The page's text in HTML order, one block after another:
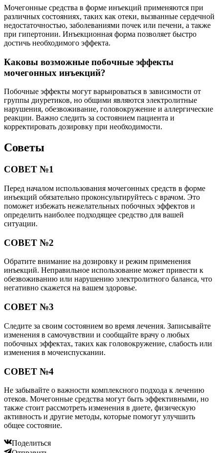
Мочегонные средства в форме инъекций применяются при
различных состояниях, таких как отеки, вызванные сердечной
недостаточностью, заболеваниями почек или печени, а также
при гипертонии. Инъекционная форма позволяет быстро
достичь необходимого эффекта.
Каковы возможные побочные эффекты
мочегонных инъекций?
Побочные эффекты могут варьироваться в зависимости от
группы диуретиков, но общими являются электролитные
нарушения, обезвоживание, головокружение и аллергические
реакции. Важно следить за состоянием пациента и
корректировать дозировку при необходимости.
Советы
СОВЕТ №1
Перед началом использования мочегонных средств в форме
инъекций обязательно проконсультируйтесь с врачом. Это
поможет избежать нежелательных побочных эффектов и
определить наиболее подходящее средство для вашей
ситуации.
СОВЕТ №2
Обратите внимание на дозировку и режим применения
инъекций. Неправильное использование может привести к
обезвоживанию или нарушению электролитного баланса, что
негативно скажется на вашем здоровье.
СОВЕТ №3
Следите за своим состоянием во время лечения. Записывайте
изменения в самочувствии и сообщайте врачу о любых
побочных эффектах, таких как головокружение, слабость или
изменения в мочеиспускании.
СОВЕТ №4
Не забывайте о важности комплексного подхода к лечению
отеков. Мочегонные средства могут быть эффективными, но
также стоит рассмотреть изменения в диете, физическую
активность и другие методы, которые помогут улучшить
общее состояние.
Поделиться